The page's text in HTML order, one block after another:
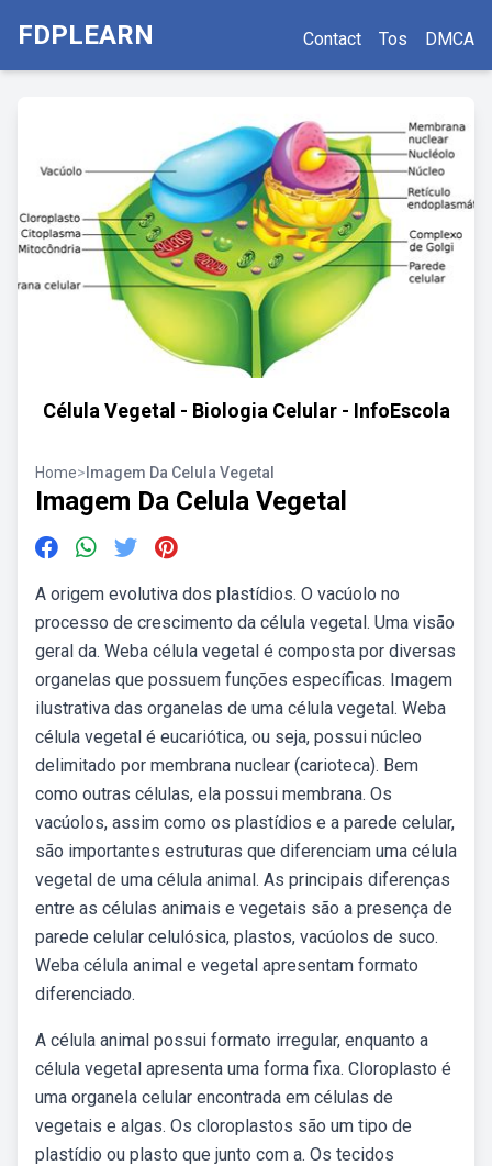
FDPLEARN Contact Tos DMCA
Célula Vegetal - Biologia Celular - InfoEscola
Home> Imagem Da Celula Vegetal
Imagem Da Celula Vegetal
A origem evolutiva dos plastídios. O vacúolo no
processo de crescimento da célula vegetal. Uma visão
geral da. Weba célula vegetal é composta por diversas
organelas que possuem funções específicas. Imagem
ilustrativa das organelas de uma célula vegetal. Weba
célula vegetal é eucariótica, ou seja, possui núcleo
delimitado por membrana nuclear (carioteca). Bem
como outras células, ela possui membrana. Os
vacúolos, assim como os plastídios e a parede celular,
são importantes estruturas que diferenciam uma célula
vegetal de uma célula animal. As principais diferenças
entre as células animais e vegetais são a presença de
parede celular celulósica, plastos, vacúolos de suco.
Weba célula animal e vegetal apresentam formato
diferenciado.
A célula animal possui formato irregular, enquanto a
célula vegetal apresenta uma forma fixa. Cloroplasto é
uma organela celular encontrada em células de
vegetais e algas. Os cloroplastos são um tipo de
plastídio ou plasto que junto com a. Os tecidos